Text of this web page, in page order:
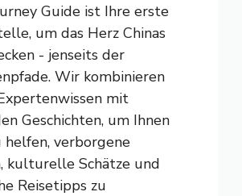
Guide ist Ihre erste
um das Herz Chinas
- jenseits der
Wir kombinieren
mit
Geschichten, um Ihnen
helfen, verborgene
kulturelle Schätze und
Reisetipps zu